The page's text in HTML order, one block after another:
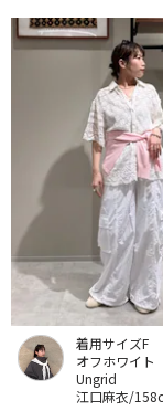
着用サイズF
オフホワイト
Ungrid
江口麻衣/